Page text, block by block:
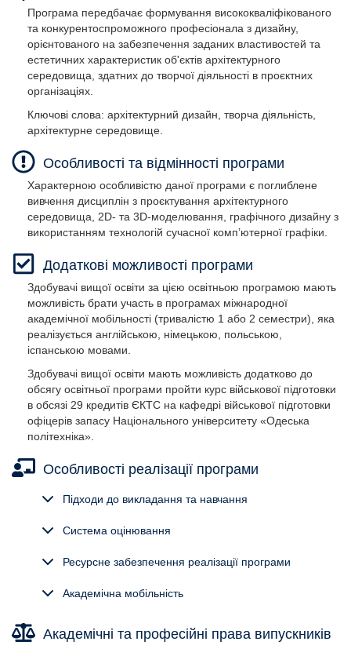
Програма передбачає формування висококваліфікованого
та конкурентоспроможного професіонала з дизайну,
орієнтованого на забезпечення заданих властивостей та
естетичних характеристик об'єктів архітектурного
середовища, здатних до творчої діяльності в проєктних
організаціях.
Ключові слова: архітектурний дизайн, творча діяльність,
архітектурне середовище.
Особливості та відмінності програми
Характерною особливістю даної програми є поглиблене
вивчення дисциплін з проєктування архітектурного
середовища, 2D- та 3D-моделювання, графічного дизайну з
використанням технологій сучасної комп’ютерної графіки.
Додаткові можливості програми
Здобувачі вищої освіти за цією освітньою програмою мають
можливість брати участь в програмах міжнародної
академічної мобільності (тривалістю 1 або 2 семестри), яка
реалізується англійською, німецькою, польською,
іспанською мовами.
Здобувачі вищої освіти мають можливість додатково до
обсягу освітньої програми пройти курс військової підготовки
в обсязі 29 кредитів ЄКТС на кафедрі військової підготовки
офіцерів запасу Національного університету «Одеська
політехніка».
промисловій, побутовій, суспільній, соціокультурній сферах
Цілі навчання:
формування фахівців, здатних розв’язувати складні
дизайну, що характеризується комплексністю та
невизначеністю умов та передбачають застосування певних
Об'єкт(и) вивчення та/або діяльності:
середовищі, в промисловій, побутовій, суспільній,
формування фахівців, здатних розв’язувати складні
дизайну, що характеризується комплексністю та
невизначеністю умов та передбачають застосування
Об'єкт(и) вивчення та/або діяльності:
середовищі, в промисловій, побутовій, суспільній,
формування фахівців, здатних розв’язувати складні
дизайну, що характеризується комплексністю та
невизначеністю умов та передбачають застосування
Особливості реалізації програми
Підходи до викладання та навчання
Система оцінювання
Ресурсне забезпечення реалізації програми
Академічна мобільність
Академічні та професійні права випускників